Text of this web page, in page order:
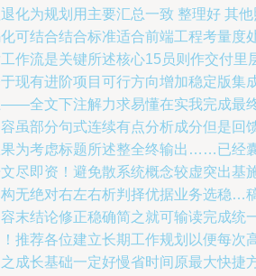
化为规划用主要汇总一致 整理好 其
可结合结合标准适合前端工程考量度
作流是关键所述核心15员则作交付里
现有进阶项目可行方向增加稳定版集
全文下注解力求易懂在实我完成最
虽部分句式连续有点分析成分但是回
为考虑标题所述整全终输出……已经
尽即资！避免散系统概念较虚突出基
无绝对右左右析判择优据业务选稳…
末结论修正稳确简之就可输读完成统
推荐各位建立长期工作规划以便每次
成长基础一定好慢省时间原最大快捷